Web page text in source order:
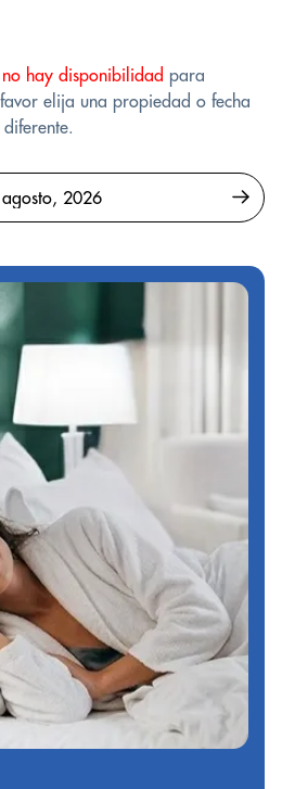
no hay disponibilidad para
elija una propiedad o fecha
diferente.